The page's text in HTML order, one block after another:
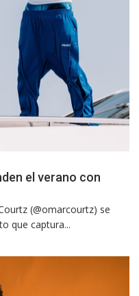
el verano con
(@omarcourtz) se
que captura...